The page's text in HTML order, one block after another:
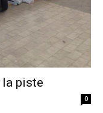
la piste
0